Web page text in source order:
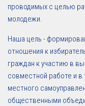
проводимых с целью
молодежи.
Наша цель -
отношения к
граждан к участию в
совместной работе и
местного
общественными